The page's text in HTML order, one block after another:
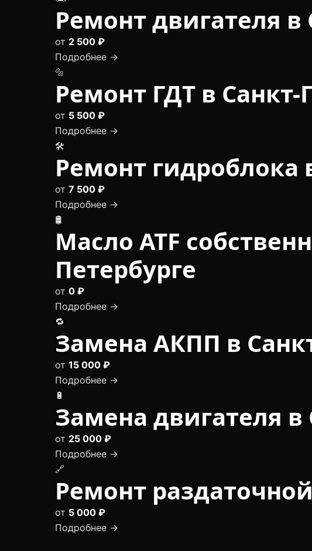
Ремонт двигателя в
от 2 500 ₽
Подробнее →
🔩
Ремонт ГДТ в Санкт-
от 5 500 ₽
Подробнее →
🛠️
Ремонт гидроблока
от 7 500 ₽
Подробнее →
🛢
Масло ATF
Петербурге
от 0 ₽
Подробнее →
🔁
Замена АКПП в
от 15 000 ₽
Подробнее →
🔋
Замена двигателя в
от 25 000 ₽
Подробнее →
🔗
Ремонт
от 5 000 ₽
Подробнее →